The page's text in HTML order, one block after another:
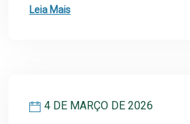
Leia Mais
4 DE MARÇO DE 2026